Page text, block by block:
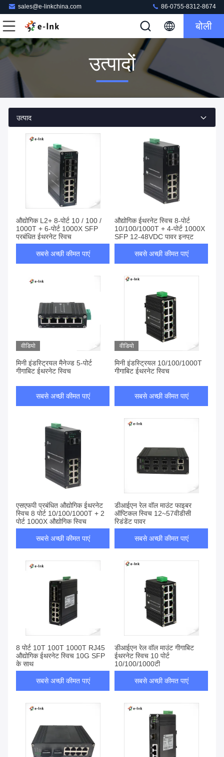
sales@e-linkchina.com 86-0755-8312-8674
बोली
उत्पादों
उत्पाद
औद्योगिक L2+ 8-पोर्ट 10 / 100 /
1000T + 6-पोर्ट 1000X SFP
प्रबंधित ईथरनेट स्विच
सबसे अच्छी कीमत पाएं
औद्योगिक ईथरनेट स्विच 8-पोर्ट
10/100/1000T + 4-पोर्ट 1000X
SFP 12-48VDC पावर इनपुट
सबसे अच्छी कीमत पाएं
वीडियो
मिनी इंडस्ट्रियल मैनेज्ड 5-पोर्ट
गीगाबिट ईथरनेट स्विच
सबसे अच्छी कीमत पाएं
वीडियो
मिनी इंडस्ट्रियल 10/100/1000T
गीगाबिट ईथरनेट स्विच
सबसे अच्छी कीमत पाएं
एसएफपी प्रबंधित औद्योगिक ईथरनेट
स्विच 8 पोर्ट 10/100/1000T + 2
पोर्ट 1000X औद्योगिक स्विच
सबसे अच्छी कीमत पाएं
डीआईएन रेल वॉल माउंट फाइबर
ऑप्टिकल स्विच 12~57वीडीसी
रिडंडेंट पावर
सबसे अच्छी कीमत पाएं
8 पोर्ट 10T 100T 1000T RJ45
औद्योगिक ईथरनेट स्विच 10G SFP
के साथ
सबसे अच्छी कीमत पाएं
डीआईएन रेल वॉल माउंट गीगाबिट
ईथरनेट स्विच 10 पोर्ट
10/100/1000टी
सबसे अच्छी कीमत पाएं